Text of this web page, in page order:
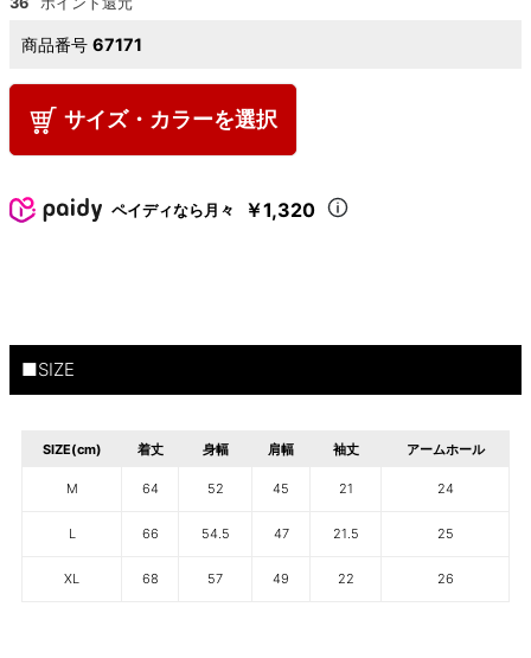
商品番号 67171
サイズ・カラーを選択
ペイディなら月々 ￥1,320
■SIZE
SIZE(cm) 着丈 身幅 肩幅 袖丈 アームホール
M 64 52 45 21 24
L 66 54.5 47 21.5 25
XL 68 57 49 22 26